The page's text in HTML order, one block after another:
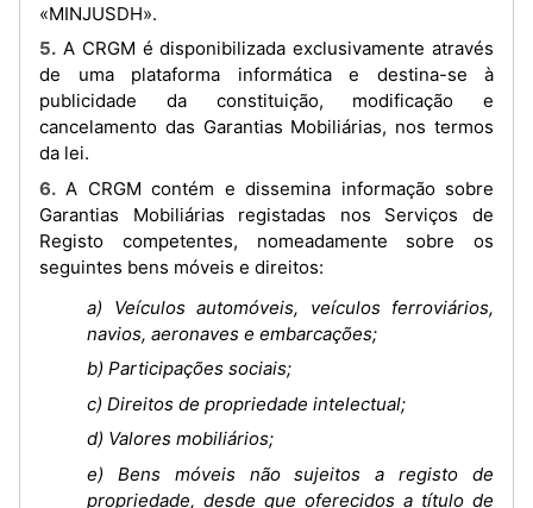
«MINJUSDH».
5. A CRGM é disponibilizada exclusivamente através
de uma plataforma informática e destina-se à
publicidade da constituição, modificação e
cancelamento das Garantias Mobiliárias, nos termos
da lei.
6. A CRGM contém e dissemina informação sobre
Garantias Mobiliárias registadas nos Serviços de
Registo competentes, nomeadamente sobre os
seguintes bens móveis e direitos:
a) Veículos automóveis, veículos ferroviários,
navios, aeronaves e embarcações;
b) Participações sociais;
c) Direitos de propriedade intelectual;
d) Valores mobiliários;
e) Bens móveis não sujeitos a registo de
propriedade, desde que oferecidos a título de